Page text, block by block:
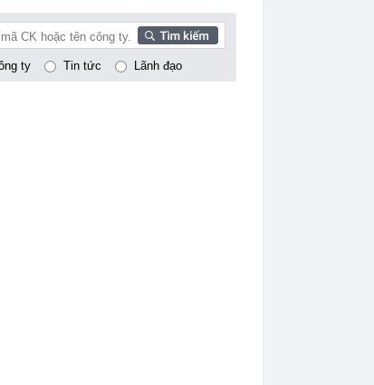
ty Tin tức Lãnh đạo